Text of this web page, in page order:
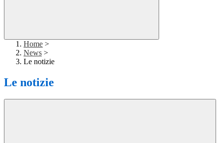
Home >
News >
Le notizie
Le notizie